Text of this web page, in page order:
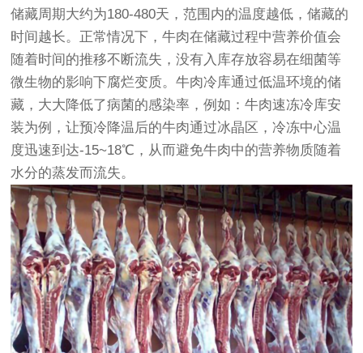
储藏周期大约为180-480天，范围内的温度越低，储藏的
时间越长。正常情况下，牛肉在储藏过程中营养价值会
随着时间的推移不断流失，没有入库存放容易在细菌等
微生物的影响下腐烂变质。牛肉冷库通过低温环境的储
藏，大大降低了病菌的感染率，例如：牛肉速冻冷库安
装为例，让预冷降温后的牛肉通过冰晶区，冷冻中心温
度迅速到达-15~18℃，从而避免牛肉中的营养物质随着
水分的蒸发而流失。